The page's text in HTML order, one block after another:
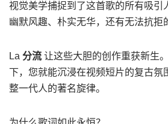
视觉美学捕捉到了这首歌的所有吸引
幽默风趣、朴实无华，还有无法抗拒
La 分流 让这些大胆的创作重获新生
下，您就能沉浸在视频短片的复古氛
整一代人的著名旋律。